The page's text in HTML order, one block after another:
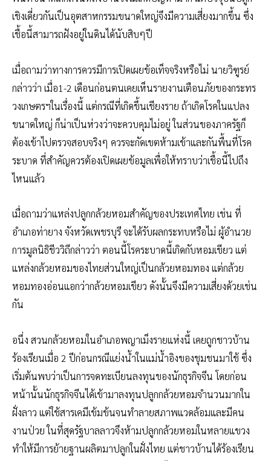
เชิงเดี่ยวกันเป็นอุตสาหกรรมขนาดใหญ่จึงมีความเสี่ยงมากขึ้น ซึ่ง
เชื้อนี้สามารถฝังอยู่ในดินได้นับสิบๆปี
เมื่อถามว่าทางการควรมีการเปิดเผยข้อเท็จจริงหรือไม่ นายวิฑูรย์
กล่าวว่า เมื่อ1-2 เดือนก่อนตนเคยเห็นรายงานเตือนภัยของกระทร
วงเกษตรฯในเรื่องนี้ แต่กรณีที่เกิดขึ้นเชียงราย ถ้าเกิดโรคในแปลง
ขนาดใหญ่ ก็น่าเป็นห่วงว่าจะควบคุมไม่อยู่ ในส่วนของภาครัฐก็
ต้องเข้าไปตรวจสอบจริงๆ ควรจะกัดเขตห้ามเข้าและกันพื้นที่โรค
ระบาด ที่สำคัญควรต้องเปิดเผยข้อมูลเพื่อให้ทราบว่าเชื้อนี้ไปถึง
ไหนแล้ว
เมื่อถามว่าแหล่งปลูกกล้วยหอมสำคัญของประเทศไทย เช่น ที่
อำเภอท่ายาง จังหวัดเพชรบุรี จะได้รับผลกระทบหรือไม่ ผู้อำนวย
การมูลนิธิชีววิถีกล่าวว่า ตอนนี้โรคระบาดนี้เกิดกับหอมเขียว แต่
แหล่งกล้วยหอมของไทยส่วนใหญ่เป็นกล้วยหอมทอง แต่กล้วย
หอมทองอ่อนแอกว่ากล้วยหอมเขียว ดังนั้นจึงมีความเสี่ยงด้วยเช่น
กัน
อนึ่ง สวนกล้วยหอมในอำเภอพญาเม็งรายแห่งนี้ เคยถูกชาวบ้าน
ร้องเรียนเมื่อ 2 ปีก่อนกรณีแย่งน้ำในแม่น้ำอิงของชุมชนมาใช้ ซึ่ง
เริ่มต้นพบว่าเป็นการจดทะเบียนลงทุนของนักธุรกิจจีน โดยก่อน
หน้านั้นนักธุรกิจจีนได้เข้ามาลงทุนปลูกกล้วยหอมจำนวนมากใน
ฝั่งลาว แต่ใช้สารเคมีเข้มข้นจนทำลายสภาพแวดล้อมและมีคน
งานป่วย ในที่สุดรัฐบาลลาวจึงห้ามปลูกกล้วยหอมในหลายแขวง
ทำให้มีการย้ายฐานผลิตมาปลูกในฝั่งไทย แต่ชาวบ้านได้ร้องเรียน